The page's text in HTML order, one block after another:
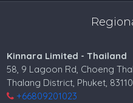
Kinnara Limited - Thailand
58, 9 Lagoon Rd, Choeng
Thalang District, Phuket,
+66809201023